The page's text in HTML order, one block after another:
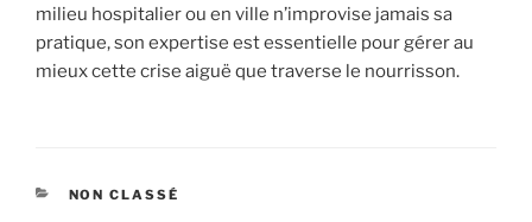
milieu hospitalier ou en ville n’improvise jamais sa
pratique, son expertise est essentielle pour gérer au
mieux cette crise aiguë que traverse le nourrisson.
CATÉGORIES
NON CLASSÉ